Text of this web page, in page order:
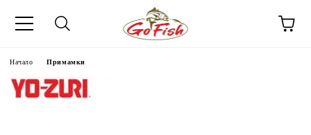
Начало Примамки